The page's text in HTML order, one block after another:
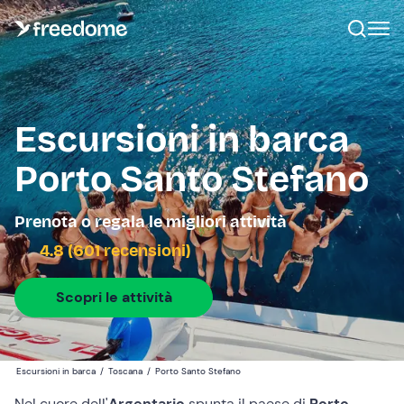
Escursioni in barca
Porto Santo Stefano
Prenota o regala le migliori attività
4.8 (601 recensioni)
Scopri le attività
Escursioni in barca / Toscana / Porto Santo Stefano